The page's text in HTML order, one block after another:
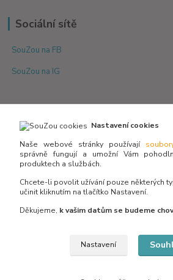
Sociální sítě
SouZou na FB
SouZou na IG
Není skladem? Potřebujete
Zeptejte se:
Nastavení cookies
Naše webové stránky používají
správně fungují a umožní Vám
produktech a službách.
Chcete-li povolit užívání pouze některých
učinit kliknutím na tlačítko Nastavení.
Děkujeme, k vašim datům se budeme
Nastavení